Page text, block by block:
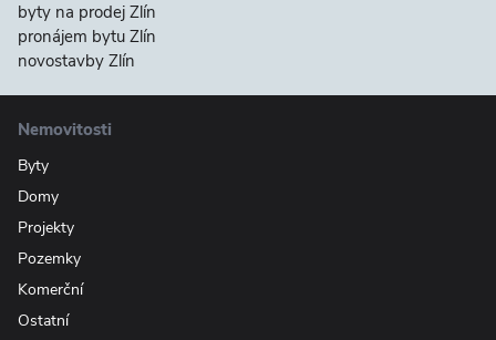
byty na prodej Zlín
pronájem bytu Zlín
novostavby Zlín
Nemovitosti
Byty
Domy
Projekty
Pozemky
Komerční
Ostatní